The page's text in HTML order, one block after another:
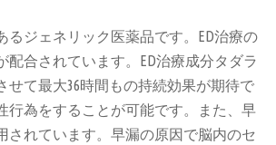
ジェネリック医薬品です。ED治療の
合されています。ED治療成分タダラ
て最大36時間もの持続効果が期待で
行為をすることが可能です。また、早
されています。早漏の原因で脳内のセ